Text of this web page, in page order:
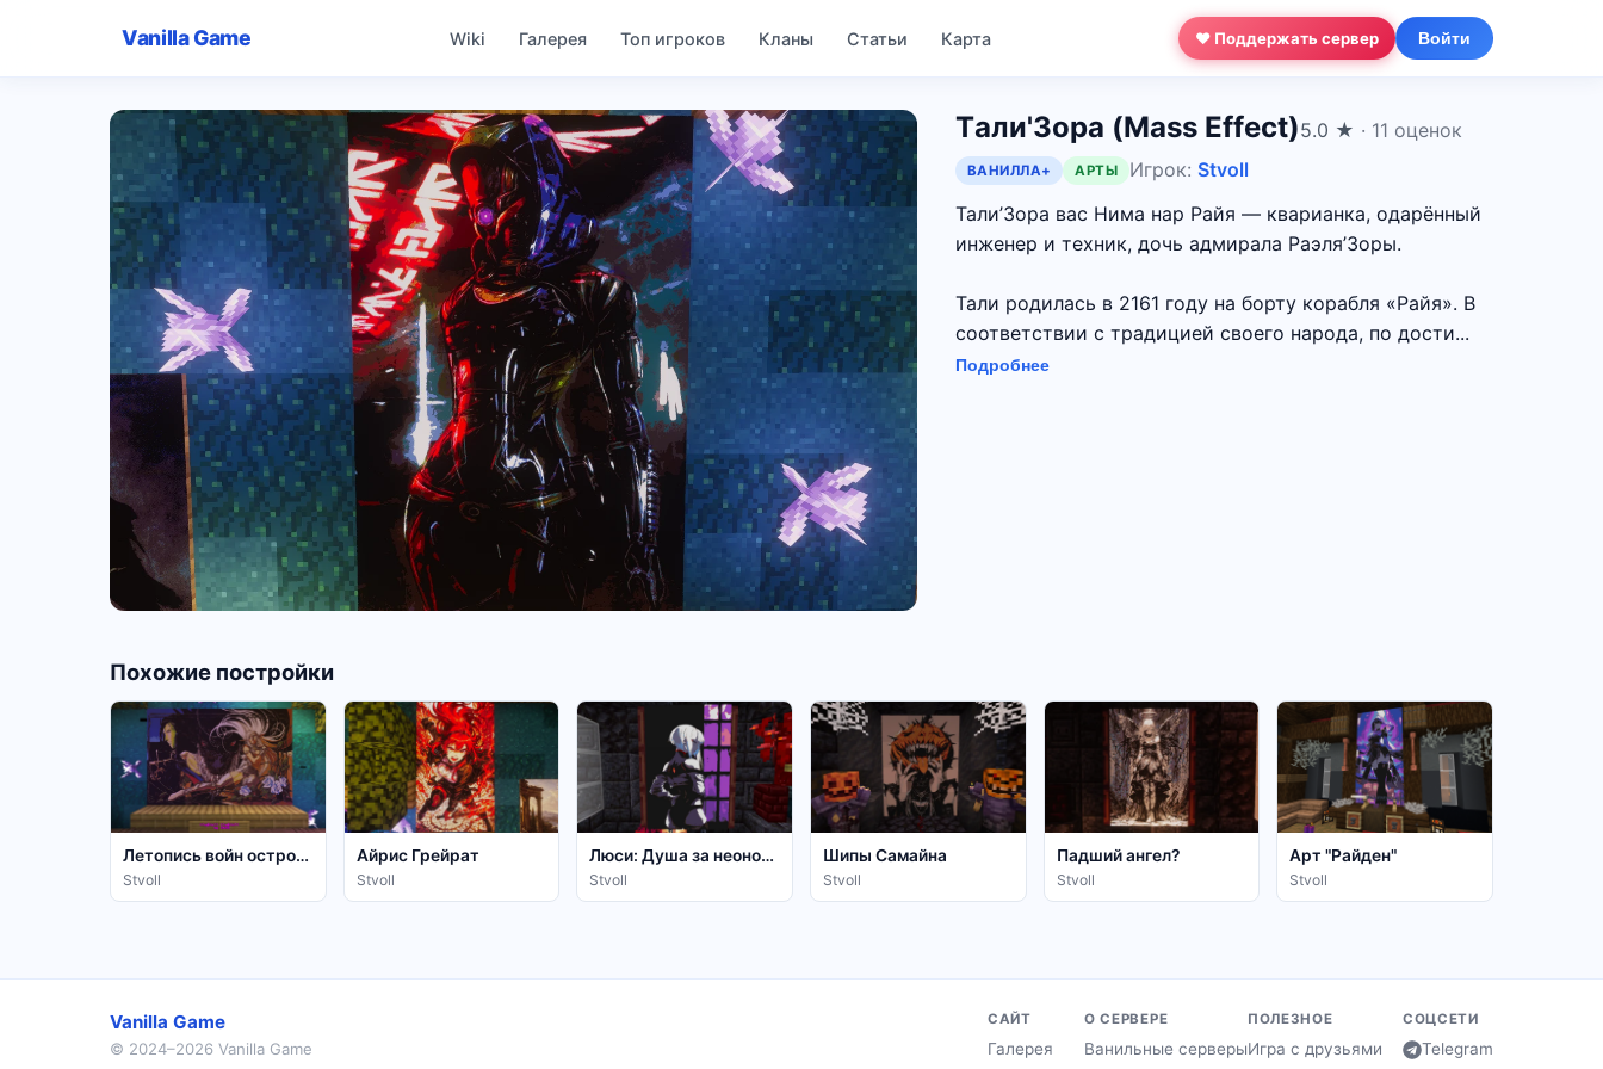
Vanilla Game Wiki Галерея Топ игроков Кланы Статьи Карта ❤ Поддержать сервер Войти
Tали'Зора (Mass Effect)5.0 ★ · 11 оценок
ВАНИЛЛА+ АРТЫ Игрок: Stvoll
Тали’Зора вас Нима нар Райя — кварианка, одарённый
инженер и техник, дочь адмирала Раэля’Зоры.
Тали родилась в 2161 году на борту корабля «Райя». В
соответствии с традицией своего народа, по дости...
Подробнее
Похожие постройки
Летопись войн острова Лодосс
Stvoll
Айрис Грейрат
Stvoll
Люси: Душа за неоновым кодом
Stvoll
Шипы Самайна
Stvoll
Падший ангел?
Stvoll
Арт "Райден"
Stvoll
Vanilla Game
© 2024–2026 Vanilla Game
САЙТ
Галерея
О СЕРВЕРЕ
Ванильные серверы
ПОЛЕЗНОЕ
Игра с друзьями
СОЦСЕТИ
Telegram